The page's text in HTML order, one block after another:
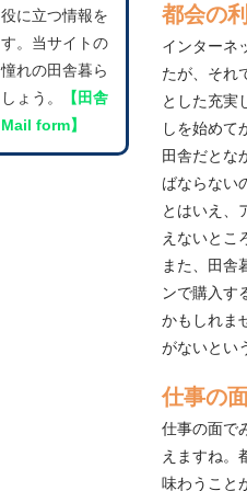
都会の
インターネ
たが、それ
とした充実
しを始めて
田舎だとな
ばならない
とはいえ、
えないとこ
また、田舎
ンで購入す
かもしれま
がないとい
仕事の
仕事の面で
えますね。
味わうこと
に立つ情報を
。当サイトの
れの田舎暮ら
ょう。
【田舎
form】